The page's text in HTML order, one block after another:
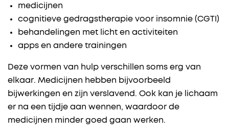
medicijnen
cognitieve gedragstherapie voor insomnie (CGTI)
behandelingen met licht en activiteiten
apps en andere trainingen
Deze vormen van hulp verschillen soms erg van
elkaar. Medicijnen hebben bijvoorbeeld
bijwerkingen en zijn verslavend. Ook kan je lichaam
er na een tijdje aan wennen, waardoor de
medicijnen minder goed gaan werken.